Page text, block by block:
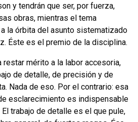
y tendrán que ser, por fuerza,
obras, mientras el tema
la órbita del asunto sistematizado
Éste es el premio de la disciplina.
restar mérito a la labor accesoria,
de detalle, de precisión y de
Nada de eso. Por el contrario: esa
esclarecimiento es indispensable
trabajo de detalle es el que pule,